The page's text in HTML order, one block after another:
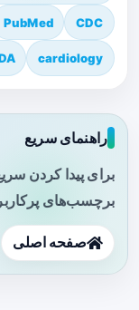
CDC
PubMed
cardiology
راهنمای سریع
برای پیدا کردن
برچسب‌های
صفحه اصلی